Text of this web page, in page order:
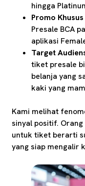
hingga
Promo
Presale BCA
aplikasi
Target
tiket presale
belanja yang
kaki yang
Kami melihat
sinyal positif.
untuk tiket berarti
yang siap mengalir